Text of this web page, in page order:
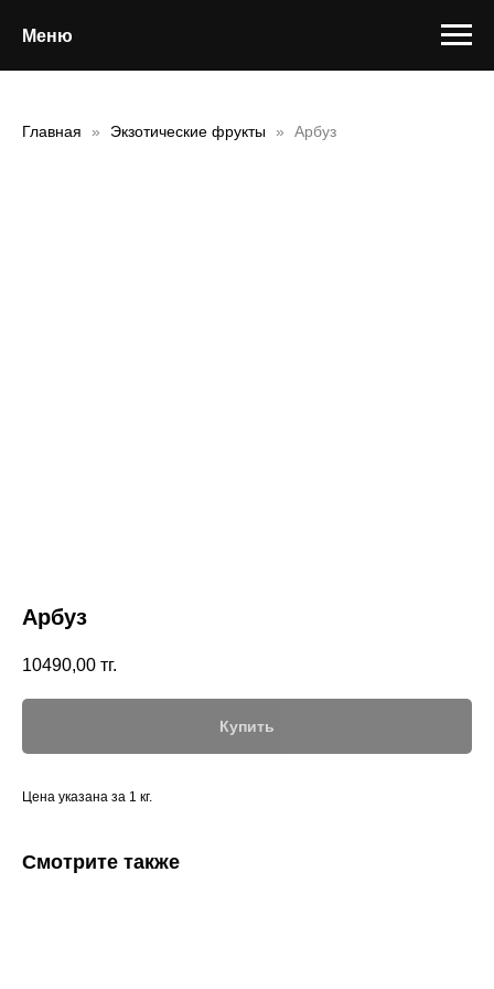
Меню
Главная Экзотические фрукты Арбуз
Арбуз
10490,00 тг.
Купить
Цена указана за 1 кг.
Смотрите также